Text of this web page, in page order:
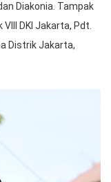
Diakonia. Tampak
DKI Jakarta, Pdt.
Distrik Jakarta,